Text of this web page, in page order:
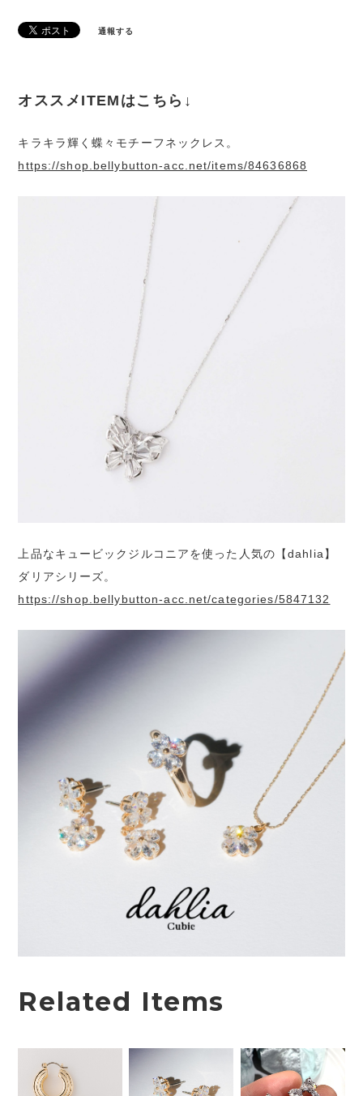
通報する
オススメITEMはこちら↓
キラキラ輝く蝶々モチーフネックレス。
https://shop.bellybutton-acc.net/items/84636868
上品なキュービックジルコニアを使った人気の【dahlia】
ダリアシリーズ。
https://shop.bellybutton-acc.net/categories/5847132
Related Items